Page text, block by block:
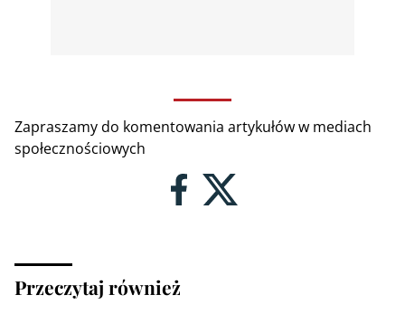
Zapraszamy do komentowania artykułów w mediach
społecznościowych
Przeczytaj również